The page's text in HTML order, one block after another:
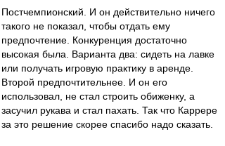
Постчемпионский. И он действительно ничего
такого не показал, чтобы отдать ему
предпочтение. Конкуренция достаточно
высокая была. Варианта два: сидеть на лавке
или получать игровую практику в аренде.
Второй предпочтительнее. И он его
использовал, не стал строить обиженку, а
засучил рукава и стал пахать. Так что Каррере
за это решение скорее спасибо надо сказать.